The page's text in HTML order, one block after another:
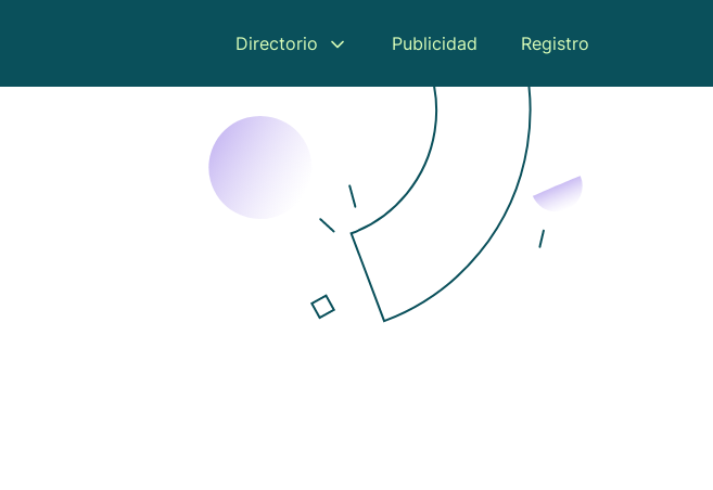
Directorio Publicidad Registro